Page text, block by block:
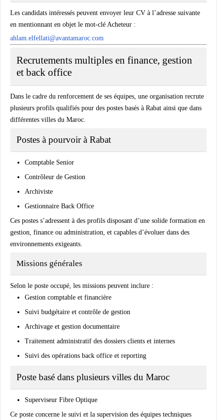
Les candidats intéressés peuvent envoyer leur CV à l’adresse suivante
en mentionnant en objet le mot-clé Acheteur :
ahlam.elfellati@avantamaroc.com
Recrutements multiples en finance, gestion
et back office
Dans le cadre du renforcement de ses équipes, une organisation recrute
plusieurs profils qualifiés pour des postes basés à Rabat ainsi que dans
différentes villes du Maroc.
Postes à pourvoir à Rabat
Comptable Senior
Contrôleur de Gestion
Archiviste
Gestionnaire Back Office
Ces postes s’adressent à des profils disposant d’une solide formation en
gestion, finance ou administration, et capables d’évoluer dans des
environnements exigeants.
Missions générales
Selon le poste occupé, les missions peuvent inclure :
Gestion comptable et financière
Suivi budgétaire et contrôle de gestion
Archivage et gestion documentaire
Traitement administratif des dossiers clients et internes
Suivi des opérations back office et reporting
Poste basé dans plusieurs villes du Maroc
Superviseur Fibre Optique
Ce poste concerne le suivi et la supervision des équipes techniques